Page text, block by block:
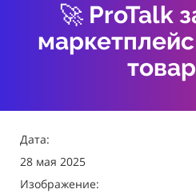
🚀 ProTalk
Дата:
28 мая 2025
Изображение: